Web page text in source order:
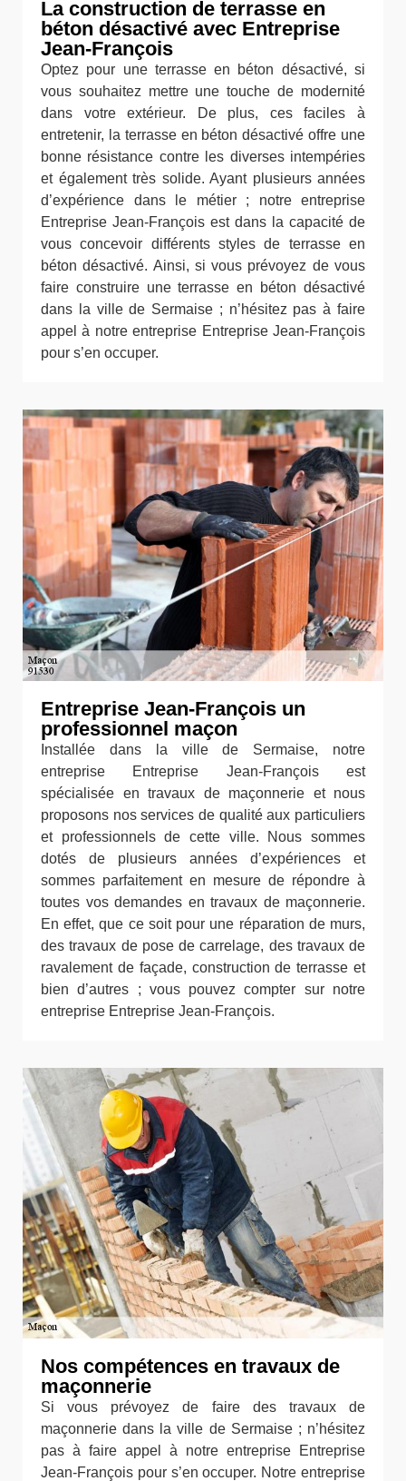
La construction de terrasse en
béton désactivé avec Entreprise
Jean-François
Optez pour une terrasse en béton désactivé, si
vous souhaitez mettre une touche de modernité
dans votre extérieur. De plus, ces faciles à
entretenir, la terrasse en béton désactivé offre une
bonne résistance contre les diverses intempéries
et également très solide. Ayant plusieurs années
d’expérience dans le métier ; notre entreprise
Entreprise Jean-François est dans la capacité de
vous concevoir différents styles de terrasse en
béton désactivé. Ainsi, si vous prévoyez de vous
faire construire une terrasse en béton désactivé
dans la ville de Sermaise ; n’hésitez pas à faire
appel à notre entreprise Entreprise Jean-François
pour s’en occuper.
Entreprise Jean-François un
professionnel maçon
Installée dans la ville de Sermaise, notre
entreprise Entreprise Jean-François est
spécialisée en travaux de maçonnerie et nous
proposons nos services de qualité aux particuliers
et professionnels de cette ville. Nous sommes
dotés de plusieurs années d’expériences et
sommes parfaitement en mesure de répondre à
toutes vos demandes en travaux de maçonnerie.
En effet, que ce soit pour une réparation de murs,
des travaux de pose de carrelage, des travaux de
ravalement de façade, construction de terrasse et
bien d’autres ; vous pouvez compter sur notre
entreprise Entreprise Jean-François.
Nos compétences en travaux de
maçonnerie
Si vous prévoyez de faire des travaux de
maçonnerie dans la ville de Sermaise ; n’hésitez
pas à faire appel à notre entreprise Entreprise
Jean-François pour s’en occuper. Notre entreprise